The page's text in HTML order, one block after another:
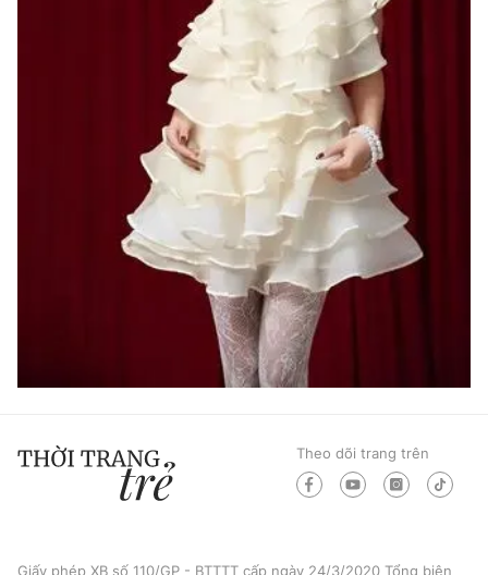
Theo dõi trang trên
Giấy phép XB số 110/GP - BTTTT cấp ngày 24/3/2020 Tổng biên